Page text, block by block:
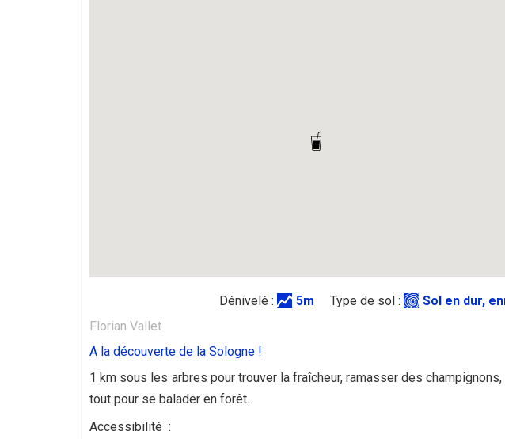
Dénivelé : 5m Type de sol : Sol en dur,
Florian Vallet
A la découverte de la Sologne !
1 km sous les arbres pour trouver la fraîcheur, ramasser des
tout pour se balader en forêt.
Accessibilité :